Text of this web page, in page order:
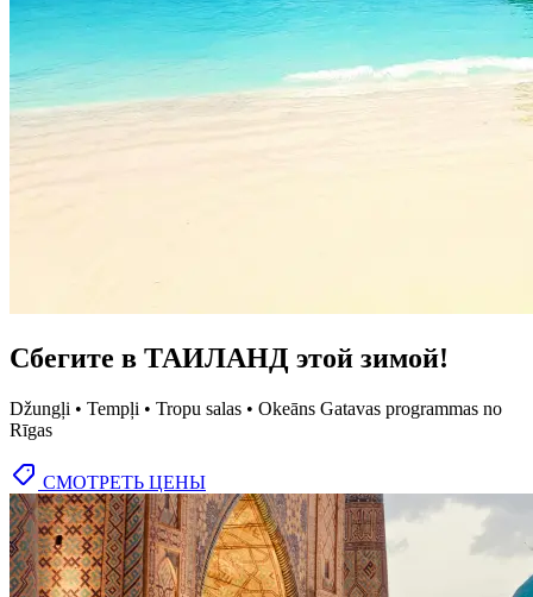
Сбегите в ТАИЛАНД этой зимой!
Džungļi • Tempļi • Tropu salas • Okeāns Gatavas programmas no
Rīgas
СМОТРЕТЬ ЦЕНЫ